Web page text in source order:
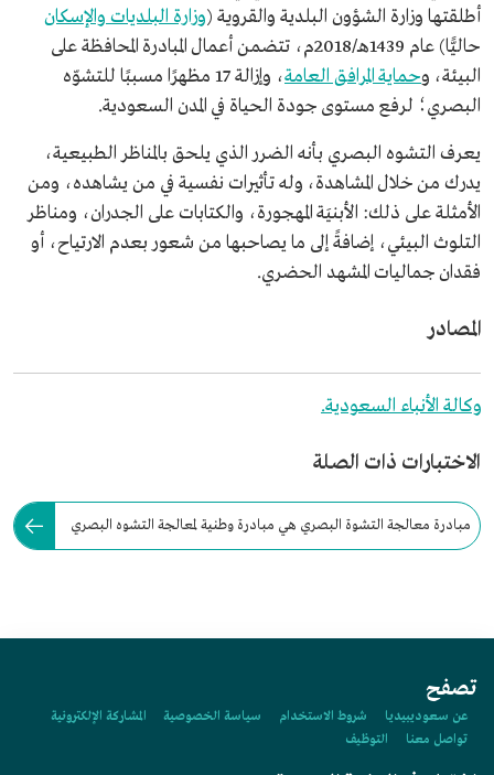
أطلقتها وزارة الشؤون البلدية والقروية (وزارة البلديات والإسكان
حاليًّا) عام 1439هـ/2018م، تتضمن أعمال المبادرة المحافظة على
البيئة، وحماية المرافق العامة
، وإزالة 17 مظهرًا مسببًا للتشوّه
البصري؛ لرفع مستوى جودة الحياة في المدن السعودية.
يعرف التشوه البصري بأنه الضرر الذي يلحق بالمناظر الطبيعية،
يدرك من خلال المشاهدة، وله تأثيرات نفسية في من يشاهده، ومن
الأمثلة على ذلك: الأبنيَة المهجورة، والكتابات على الجدران، ومناظر
التلوث البيئي، إضافةً إلى ما يصاحبها من شعور بعدم الارتياح، أو
فقدان جماليات المشهد الحضري.
المصادر
وكالة الأنباء السعودية.
الاختبارات ذات الصلة
مبادرة معالجة التشوة البصري هي مبادرة وطنية لمعالجة التشوه البصري
تصفح
عن سعوديبيديا شروط الاستخدام سياسة الخصوصية
المشاركة الإلكترونية
تواصل معنا
التوظيف